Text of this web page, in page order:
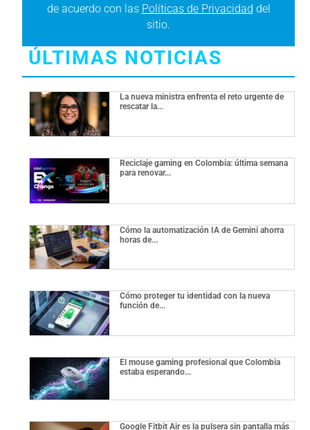
de acuerdo con las Políticas de Privacidad del
sitio.
ÚLTIMAS NOTICIAS
La nueva ministra enfrenta el reto urgente de
rescatar la...
Reciclaje gaming en Colombia: última semana
para renovar...
Cómo la automatización IA de Gemini ahorra
horas de...
Cómo proteger tu identidad con la nueva
función de...
El mouse gaming profesional que Colombia
estaba esperando...
Google Fitbit Air es la pulsera sin pantalla más